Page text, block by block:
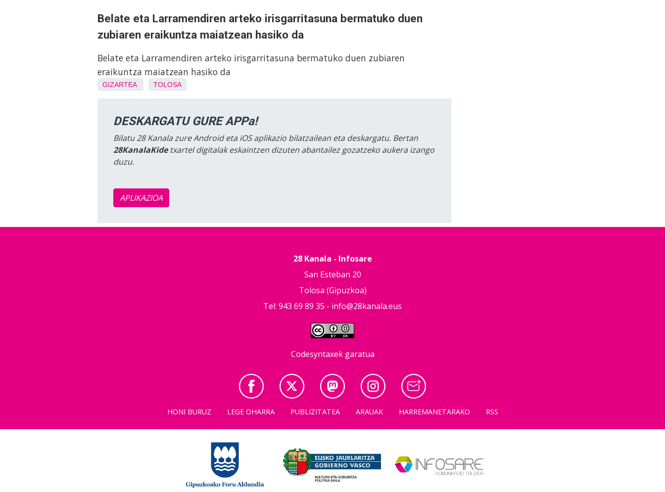
Belate eta Larramendiren arteko irisgarritasuna bermatuko duen
zubiaren eraikuntza maiatzean hasiko da
Belate eta Larramendiren arteko irisgarritasuna bermatuko duen zubiaren
eraikuntza maiatzean hasiko da
GIZARTEA TOLOSA
DESKARGATU GURE APPa!
Bilatu 28 Kanala zure Android eta iOS aplikazio bilatzailean eta deskargatu. Bertan
28KanalaKidetxartel digitalak eskaintzen dizuten abantailez gozatzeko aukera izango
duzu.
APLIKAZIOA
28 Kanala - Infosare
San Esteban 20
Tolosa (Gipuzkoa)
Tel: 943 69 89 35 - info@28kanala.eus
Codesyntaxek garatua
HONI BURUZ LEGE OHARRA PUBLIZITATEA ARAUAK HARREMANETARAKO RSS